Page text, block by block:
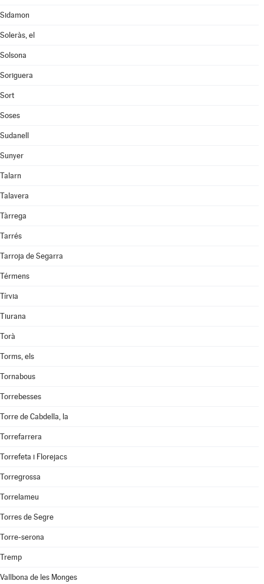
Sidamon
Soleràs, el
Solsona
Soriguera
Sort
Soses
Sudanell
Sunyer
Talarn
Talavera
Tàrrega
Tarrés
Tarroja de Segarra
Térmens
Tírvia
Tiurana
Torà
Torms, els
Tornabous
Torrebesses
Torre de Cabdella, la
Torrefarrera
Torrefeta i Florejacs
Torregrossa
Torrelameu
Torres de Segre
Torre-serona
Tremp
Vallbona de les Monges